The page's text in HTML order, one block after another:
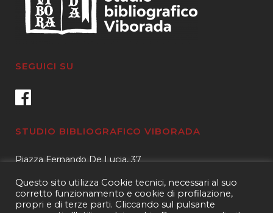
SEGUICI SU
STUDIO BIBLIOGRAFICO VIBORADA
Piazza Fernando De Lucia, 37
Tel.3400596959 – 3404632889
email.info@viborada.it
Questo sito utilizza Cookie tecnici, necessari al suo
corretto funzionamento e cookie di profilazione,
propri e di terze parti. Cliccando sul pulsante